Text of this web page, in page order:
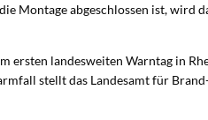
Montage abgeschlossen ist,
ersten landesweiten Warntag in
stellt das Landesamt für